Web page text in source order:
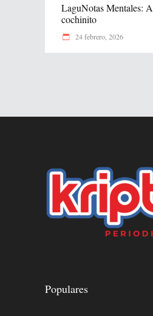
LaguNotas Mentales:
cochinito
24 febrero, 2026
Populares